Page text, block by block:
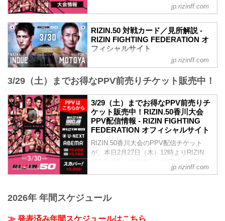
youtu.be
RIZIN.50 大会概要
開催日時
2025年3月30日（日）11:00開場／13:00開
※オープニングファイトは11:30開始予定
終了予定時間
19:00〜20:00頃
※試合内容、イベント進行によって終了
予定時間が前後することがありますので
ご了承ください。
会場
あなぶきアリーナ香川
※会場駐車場はございません。ご来場の
jp.rizinff.com
RIZIN.50 対戦カード／見所解説 -
RIZIN FIGHTING FEDERATION オ
フィシャルサイト
RIZINマッチメイク担当のチャーリーが対
ーンやストロングポイントを把握すれ
前に是非チェックしておこう！
※見所解説は随時更新いたします。
試合順
第12試合／バンタム級タイトルマッチ 井
上直樹 vs. 元谷友貴
バンタム級タイトルマッチ
RIZIN MMAルール：5分 3R（61.0kg）
井上直樹
｜フィニッシュ力
打撃 | 勝負勘...
jp.rizinff.com
3/29（土）までお得なPPV前売りチケット販売中！
3/29（土）までお得なPPV前売りチ
ケット販売中！RIZIN.50香川大会
PPV配信情報 - RIZIN FIGHTING
FEDERATION オフィシャルサイト
RIZIN.50香川大会のPPV配信チケット
が、本日2月27日（木）12時よりRIZIN
LIVE、スカパー！にて販売がスタートし
の3月29日（土）23:59まで販売！
況・解説ありで試合を見たい方は、お好
jp.rizinff.com
2026年 年間スケジュール
≫ 発表済み年間スケジュールはこちら